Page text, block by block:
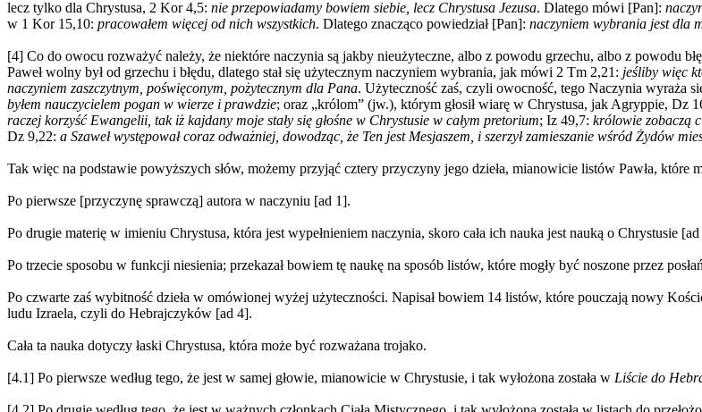
lecz tylko dla Chrystusa, 2 Kor 4,5: nie przepowiadamy bowiem siebie, lecz Chrystusa Jezusa. Dlatego mówi [Pan]:
w 1 Kor 15,10: pracowałem więcej od nich wszystkich. Dlatego znacząco powiedział [Pan]: naczyniem wybrania jest dla
[4] Co do owocu rozważyć należy, że niektóre naczynia są jakby nieużyteczne, albo z powodu grzechu, albo z powodu
Paweł wolny był od grzechu i błędu, dlatego stał się użytecznym naczyniem wybrania, jak mówi 2 Tm 2,21: jeśliby więc
naczyniem zaszczytnym, poświęconym, pożytecznym dla Pana. Użyteczność zaś, czyli owocność, tego Naczynia wyraża
byłem nauczycielem pogan w wierze i prawdzie; oraz „królom” (jw.), którym głosił wiarę w Chrystusa, jak Agryppie, Dz
raczej korzyść Ewangelii, tak iż kajdany moje stały się głośne w Chrystusie w całym pretorium; Iz 49,7: królowie zobaczą
Dz 9,22: a Szaweł występował coraz odważniej, dowodząc, że Ten jest Mesjaszem, i szerzył zamieszanie wśród Żydów
Tak więc na podstawie powyższych słów, możemy przyjąć cztery przyczyny jego dzieła, mianowicie listów Pawła, które
Po pierwsze [przyczynę sprawczą] autora w naczyniu [ad 1].
Po drugie materię w imieniu Chrystusa, która jest wypełnieniem naczynia, skoro cała ich nauka jest nauką o Chrystusie
Po trzecie sposobu w funkcji niesienia; przekazał bowiem tę naukę na sposób listów, które mogły być noszone przez
Po czwarte zaś wybitność dzieła w omówionej wyżej użyteczności. Napisał bowiem 14 listów, które pouczają nowy
ludu Izraela, czyli do Hebrajczyków [ad 4].
Cała ta nauka dotyczy łaski Chrystusa, która może być rozważana trojako.
[4.1] Po pierwsze według tego, że jest w samej głowie, mianowicie w Chrystusie, i tak wyłożona została w Liście do